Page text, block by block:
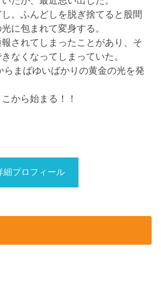
。ふんどしを脱ぎ捨てると股間
に包まれて変身する。
されてしまったことがあり、そ
なくなってしまっていた。
らまばゆいばかりの黄金の光を発
から始まる！！
細プロフィール